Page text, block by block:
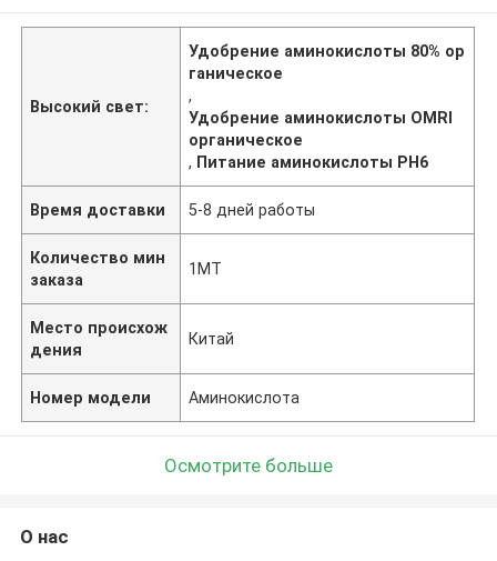
Высокий свет:
Удобрение аминокислоты 80% ор
ганическое
,
Удобрение аминокислоты OMRI
органическое
, Питание аминокислоты PH6
Время доставки 5-8 дней работы
Количество мин
заказа
1MT
Место происхож
дения
Китай
Номер модели Аминокислота
Осмотрите больше
О нас